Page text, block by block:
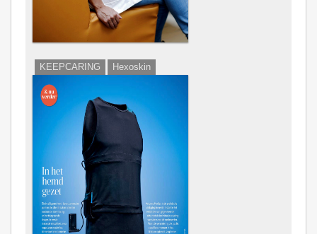
KEEPCARING Hexoskin